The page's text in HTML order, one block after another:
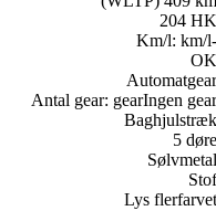
204 HK
Km/l: -
km/l
OK
Automatgear
Antal gear: Ingen gear
gear
Baghjulstræk
5 døre
Sølvmetal
Stof
Lys flerfarvet